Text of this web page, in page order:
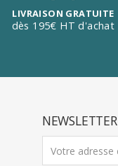
LIVRAISON GRATUITE
dès 195€ HT d'achat
NEWSLETTER